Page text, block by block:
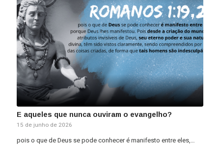
E aqueles que nunca ouviram o evangelho?
15 de junho de 2026
pois o que de Deus se pode conhecer é manifesto entre eles,…